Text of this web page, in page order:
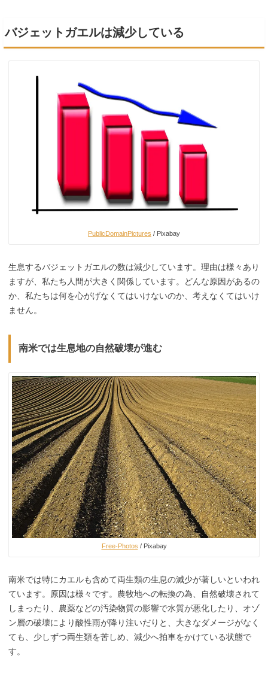
バジェットガエルは減少している
PublicDomainPictures / Pixabay
生息するバジェットガエルの数は減少しています。理由は様々あり
ますが、私たち人間が大きく関係しています。どんな原因があるの
か、私たちは何を心がげなくてはいけないのか、考えなくてはいけ
ません。
南米では生息地の自然破壊が進む
Free-Photos / Pixabay
南米では特にカエルも含めて両生類の生息の減少が著しいといわれ
ています。原因は様々です。農牧地への転換の為、自然破壊されて
しまったり、農薬などの汚染物質の影響で水質が悪化したり、オゾ
ン層の破壊により酸性雨が降り注いだりと、大きなダメージがなく
ても、少しずつ両生類を苦しめ、減少へ拍車をかけている状態で
す。